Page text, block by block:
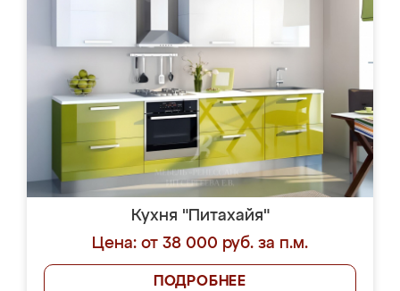
Кухня "Питахайя"
Цена: от 38 000 руб. за п.м.
ПОДРОБНЕЕ